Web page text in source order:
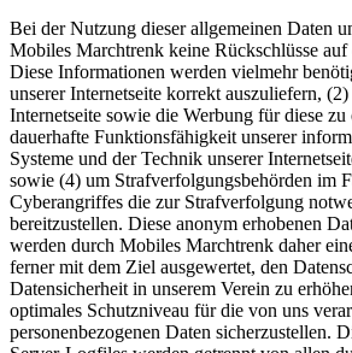
Bei der Nutzung dieser allgemeinen Daten
Mobiles Marchtrenk keine Rückschlüsse auf
Diese Informationen werden vielmehr
unserer Internetseite korrekt auszuliefern,
Internetseite sowie die Werbung für diese
dauerhafte Funktionsfähigkeit unserer
Systeme und der Technik unserer
sowie (4) um Strafverfolgungsbehörden im
Cyberangriffes die zur Strafverfolgung
bereitzustellen. Diese anonym erhobenen
werden durch Mobiles Marchtrenk daher
ferner mit dem Ziel ausgewertet, den
Datensicherheit in unserem Verein zu
optimales Schutzniveau für die von uns
personenbezogenen Daten sicherzustellen.